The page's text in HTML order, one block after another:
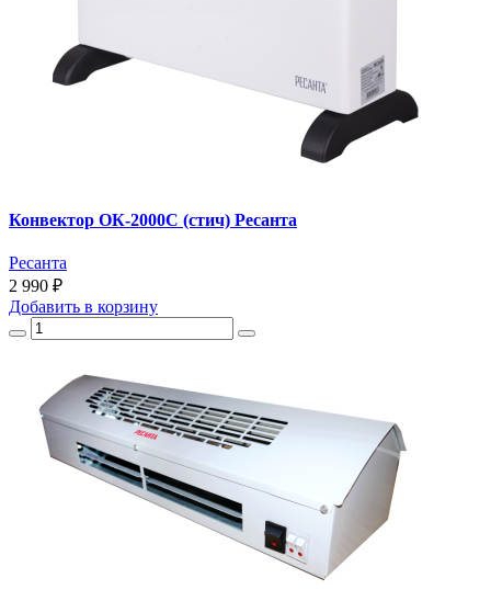
Конвектор ОК-2000С (стич) Ресанта
Ресанта
2 990 ₽
Добавить в корзину